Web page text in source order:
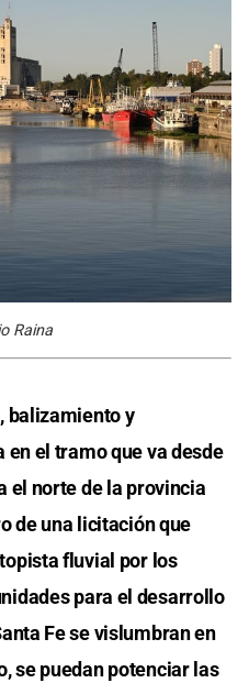
Raina
balizamiento y
el tramo que va desde
el norte de la provincia
de una licitación que
fluvial por los
para el desarrollo
Fe se vislumbran en
se puedan potenciar las